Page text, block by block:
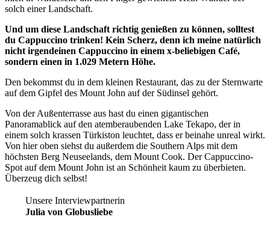
solch einer Landschaft.
Und um diese Landschaft richtig genießen zu können, solltest
du Cappuccino trinken! Kein Scherz, denn ich meine natürlich
nicht irgendeinen Cappuccino in einem x-beliebigen Café,
sondern einen in 1.029 Metern Höhe.
Den bekommst du in dem kleinen Restaurant, das zu der Sternwarte
auf dem Gipfel des Mount John auf der Südinsel gehört.
Von der Außenterrasse aus hast du einen gigantischen
Panoramablick auf den atemberaubenden Lake Tekapo, der in
einem solch krassen Türkiston leuchtet, dass er beinahe unreal wirkt.
Von hier oben siehst du außerdem die Southern Alps mit dem
höchsten Berg Neuseelands, dem Mount Cook. Der Cappuccino-
Spot auf dem Mount John ist an Schönheit kaum zu überbieten.
Überzeug dich selbst!
Unsere Interviewpartnerin
Julia von Globusliebe